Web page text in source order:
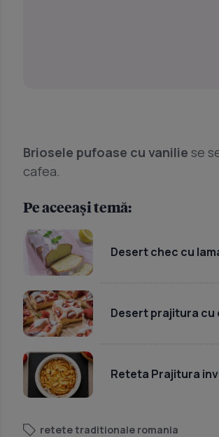
Briosele pufoase cu vanilie se
cafea.
Pe aceeași temă:
Desert chec cu
Desert prajitura cu
Reteta Prajitura
retete traditionale romania